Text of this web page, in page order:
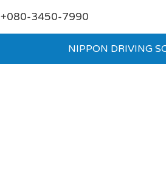
+080-3450-7990
NIPPON DRIVING